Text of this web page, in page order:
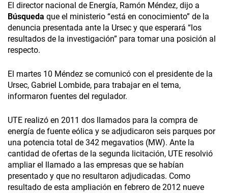
El director nacional de Energía, Ramón Méndez, dijo a
Búsqueda que el ministerio “está en conocimiento” de la
denuncia presentada ante la Ursec y que esperará “los
resultados de la investigación” para tomar una posición al
respecto.
El martes 10 Méndez se comunicó con el presidente de la
Ursec, Gabriel Lombide, para trabajar en el tema,
informaron fuentes del regulador.
UTE realizó en 2011 dos llamados para la compra de
energía de fuente eólica y se adjudicaron seis parques por
una potencia total de 342 megavatios (MW). Ante la
cantidad de ofertas de la segunda licitación, UTE resolvió
ampliar el llamado a las empresas que se habían
presentado y que no resultaron adjudicadas. Como
resultado de esta ampliación en febrero de 2012 nueve